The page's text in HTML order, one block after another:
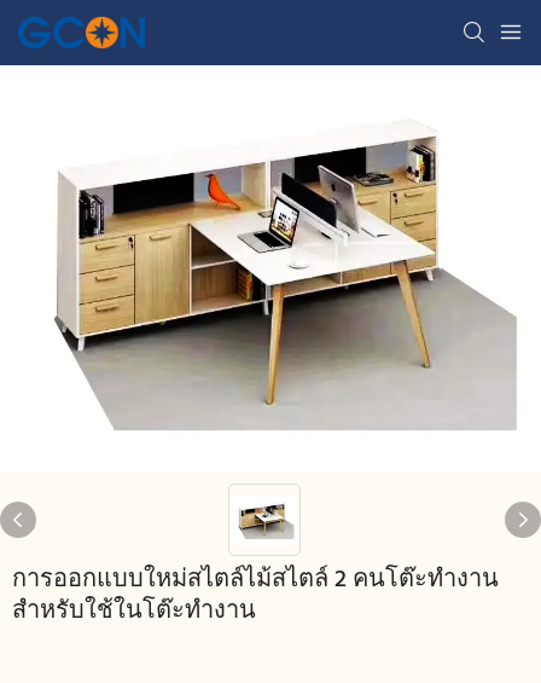
การออกแบบใหม่สไตล์ไม้สไตล์ 2 คนโต๊ะทำงาน
สำหรับใช้ในโต๊ะทำงาน